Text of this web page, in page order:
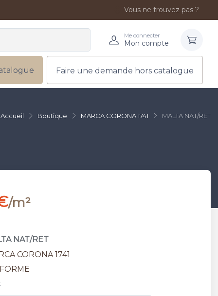
Vous ne trouvez pas ?
Me connecter
Mon compte
Faire une demande hors catalogue
Accueil Boutique MARCA CORONA 1741 MALTA NAT/RET
/m²
NAT/RET
CORONA 1741